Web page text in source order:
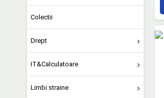
Colectii
Drept
IT&Calculatoare
Limbi straine